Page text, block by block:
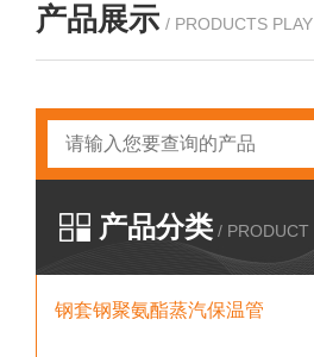
产品展示 / PRODUCTS PLAY
产品分类 / PRODUCT
钢套钢聚氨酯蒸汽保温管